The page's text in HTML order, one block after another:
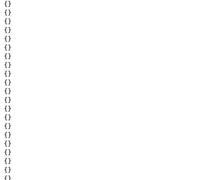
{}
{}
{}
{}
{}
{}
{}
{}
{}
{}
{}
{}
{}
{}
{}
{}
{}
{}
{}
{}